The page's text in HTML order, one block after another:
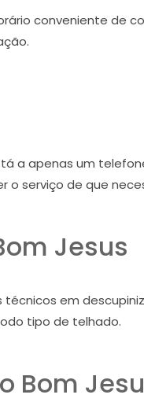
conveniente de
a apenas um
serviço de que
Jesus
em
tipo de telhado.
Bom